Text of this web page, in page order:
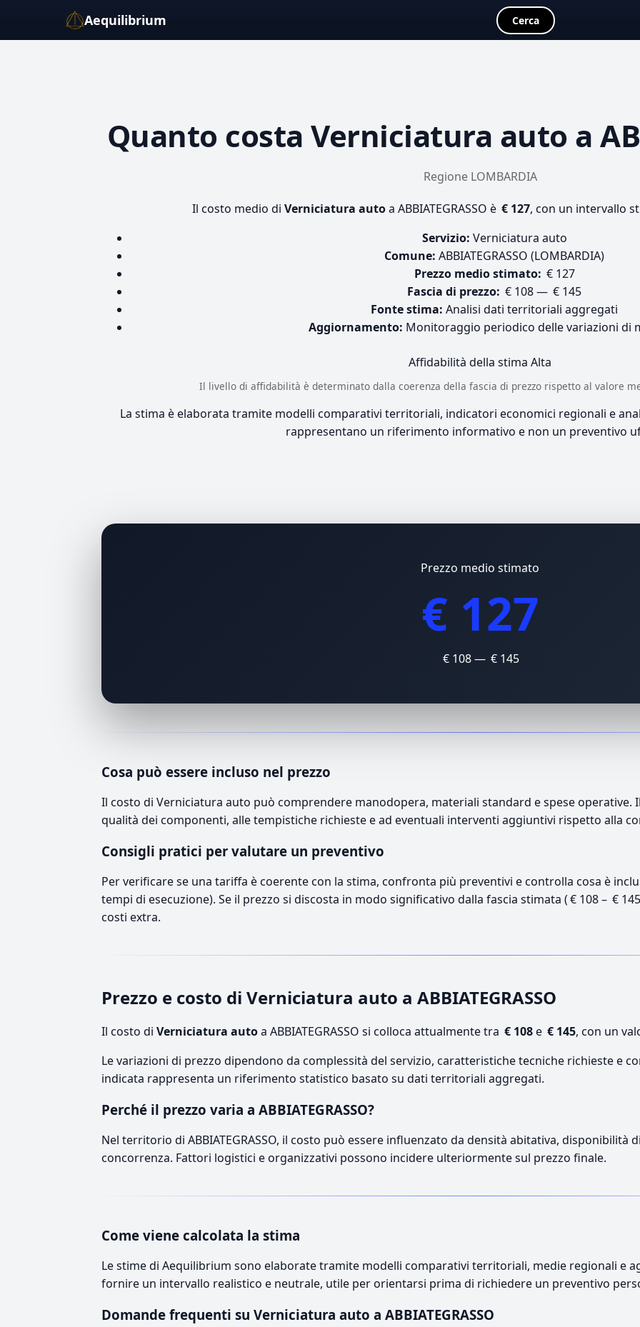
Aequilibrium Cerca
Quanto costaVerniciatura auto a
Regione LOMBARDIA
Il costo medio di Verniciatura autoa ABBIATEGRASSO è € 127, con un intervallo
Servizio: Verniciatura auto
Comune: ABBIATEGRASSO (LOMBARDIA)
Prezzo medio stimato: € 127
Fascia di prezzo: € 108 — € 145
Fonte stima: Analisi dati territoriali aggregati
Aggiornamento: Monitoraggio periodico delle variazioni di
Affidabilità della stima Alta
Il livello di affidabilità è determinato dalla coerenza della fascia di prezzo rispetto al valore
La stima è elaborata tramite modelli comparativi territoriali, indicatori economici regionali e
rappresentano un riferimento informativo e non un preventivo
Prezzo medio stimato
€ 127
€ 108 — € 145
Cosa può essere incluso nel prezzo
Il costo di Verniciatura auto può comprendere manodopera, materiali standard e spese operative.
qualità dei componenti, alle tempistiche richieste e ad eventuali interventi aggiuntivi rispetto alla
Consigli pratici per valutare un preventivo
Per verificare se una tariffa è coerente con la stima, confronta più preventivi e controlla cosa è
tempi di esecuzione). Se il prezzo si discosta in modo significativo dalla fascia stimata ( € 108 – €
costi extra.
Prezzo e costo di Verniciatura auto a ABBIATEGRASSO
Il costo di Verniciatura autoa ABBIATEGRASSO si colloca attualmente tra € 108e € 145, con un
Le variazioni di prezzo dipendono da complessità del servizio, caratteristiche tecniche richieste e
indicata rappresenta un riferimento statistico basato su dati territoriali aggregati.
Perché il prezzo varia a ABBIATEGRASSO?
Nel territorio di ABBIATEGRASSO, il costo può essere influenzato da densità abitativa, disponibilità
concorrenza. Fattori logistici e organizzativi possono incidere ulteriormente sul prezzo finale.
Come viene calcolata la stima
Le stime di Aequilibrium sono elaborate tramite modelli comparativi territoriali, medie regionali e
fornire un intervallo realistico e neutrale, utile per orientarsi prima di richiedere un preventivo
Domande frequenti su Verniciatura auto a ABBIATEGRASSO